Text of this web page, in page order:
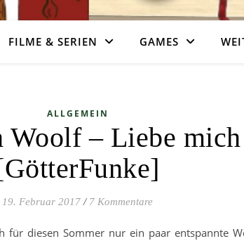
FILME & SERIEN GAMES
ALLGEMEIN
Woolf – Liebe
19. Februar 2017 / 7 Kommentare
für diesen Sommer nur ein paar entspannte